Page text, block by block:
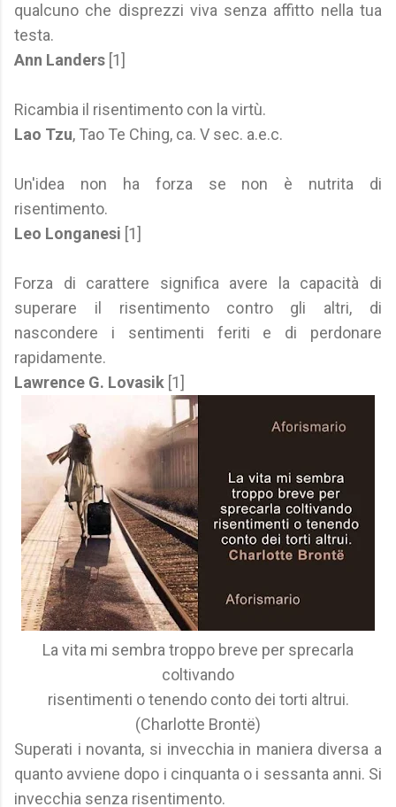
qualcuno che disprezzi viva senza affitto nella tua
testa.
Ann Landers [1]
Ricambia il risentimento con la virtù.
Lao Tzu, Tao Te Ching, ca. V sec. a.e.c.
Un'idea non ha forza se non è nutrita di
risentimento.
Leo Longanesi [1]
Forza di carattere significa avere la capacità di
superare il risentimento contro gli altri, di
nascondere i sentimenti feriti e di perdonare
rapidamente.
Lawrence G. Lovasik [1]
La vita mi sembra troppo breve per sprecarla
coltivando
risentimenti o tenendo conto dei torti altrui.
(Charlotte Brontë)
Superati i novanta, si invecchia in maniera diversa a
quanto avviene dopo i cinquanta o i sessanta anni. Si
invecchia senza risentimento.